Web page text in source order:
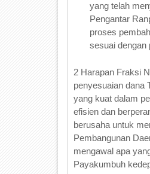
yang telah
Pengantar
proses
sesuai dengan
2 Harapan Fraksi
penyesuaian dana
yang kuat dalam
efisien dan
berusaha untuk
Pembangunan
mengawal apa
Payakumbuh